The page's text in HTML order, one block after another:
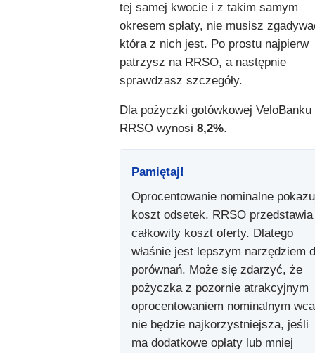
tej samej kwocie i z takim samym
okresem spłaty, nie musisz
która z nich jest. Po prostu najpierw
patrzysz na RRSO, a następnie
sprawdzasz szczegóły.
Dla pożyczki gotówkowej VeloBanku
RRSO wynosi 8,2%.
Pamiętaj!
Oprocentowanie nominalne
koszt odsetek. RRSO przedstawia
całkowity koszt oferty. Dlatego
właśnie jest lepszym narzędziem
porównań. Może się zdarzyć, że
pożyczka z pozornie atrakcyjnym
oprocentowaniem nominalnym
nie będzie najkorzystniejsza, jeśli
ma dodatkowe opłaty lub mniej